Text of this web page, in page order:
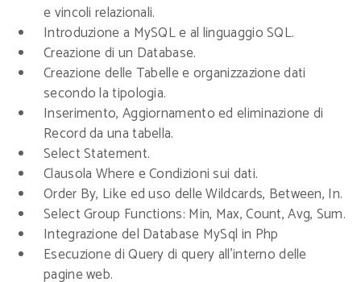
e vincoli relazionali.
Introduzione a MySQL e al linguaggio SQL.
Creazione di un Database.
Creazione delle Tabelle e organizzazione dati
secondo la tipologia.
Inserimento, Aggiornamento ed eliminazione di
Record da una tabella.
Select Statement.
Clausola Where e Condizioni sui dati.
Order By, Like ed uso delle Wildcards, Between, In.
Select Group Functions: Min, Max, Count, Avg, Sum.
Integrazione del Database MySql in Php
Esecuzione di Query di query all’interno delle
pagine web.